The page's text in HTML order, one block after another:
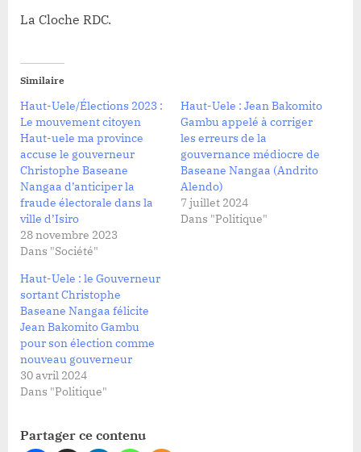
La Cloche RDC.
Similaire
Haut-Uele/Élections 2023 :
Le mouvement citoyen
Haut-uele ma province
accuse le gouverneur
Christophe Baseane
Nangaa d’anticiper la
fraude électorale dans la
ville d’Isiro
28 novembre 2023
Dans "Société"
Haut-Uele : Jean Bakomito
Gambu appelé à corriger
les erreurs de la
gouvernance médiocre de
Baseane Nangaa (Andrito
Alendo)
7 juillet 2024
Dans "Politique"
Haut-Uele : le Gouverneur
sortant Christophe
Baseane Nangaa félicite
Jean Bakomito Gambu
pour son élection comme
nouveau gouverneur
30 avril 2024
Dans "Politique"
Partager ce contenu